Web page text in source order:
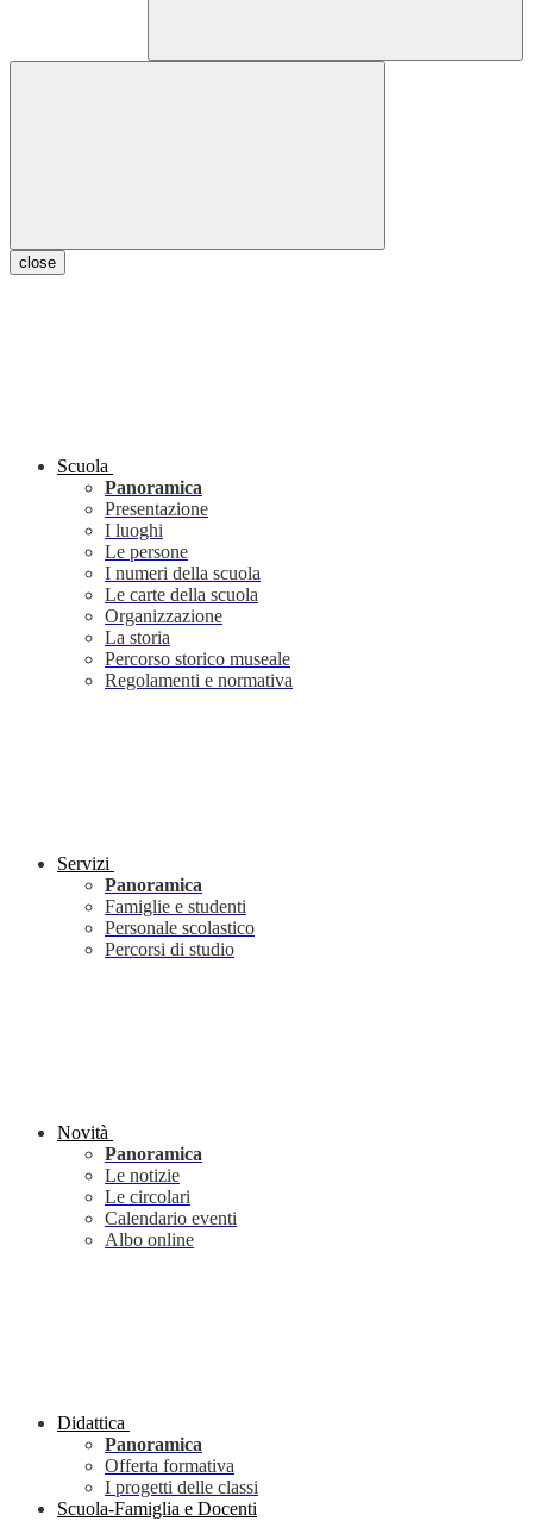
close
Scuola
Panoramica
Presentazione
I luoghi
Le persone
I numeri della scuola
Le carte della scuola
Organizzazione
La storia
Percorso storico museale
Regolamenti e normativa
Servizi
Panoramica
Famiglie e studenti
Personale scolastico
Percorsi di studio
Novità
Panoramica
Le notizie
Le circolari
Calendario eventi
Albo online
Didattica
Panoramica
Offerta formativa
I progetti delle classi
Scuola-Famiglia e Docenti